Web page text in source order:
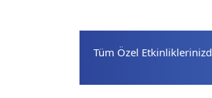
Tüm Özel